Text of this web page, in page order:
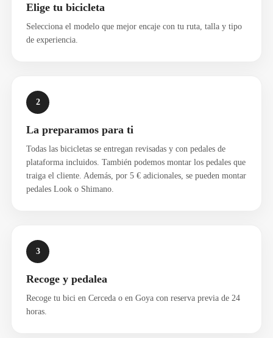
Elige tu bicicleta
Selecciona el modelo que mejor encaje con tu ruta, talla y tipo
de experiencia.
2
La preparamos para ti
Todas las bicicletas se entregan revisadas y con pedales de
plataforma incluidos. También podemos montar los pedales que
traiga el cliente. Además, por 5 € adicionales, se pueden montar
pedales Look o Shimano.
3
Recoge y pedalea
Recoge tu bici en Cerceda o en Goya con reserva previa de 24
horas.